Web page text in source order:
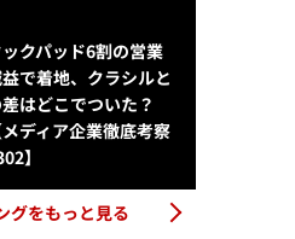
クパッド6割の営業
で着地、クラシルと
はどこでついた？
メディア企業徹底考察
】
グをもっと見る